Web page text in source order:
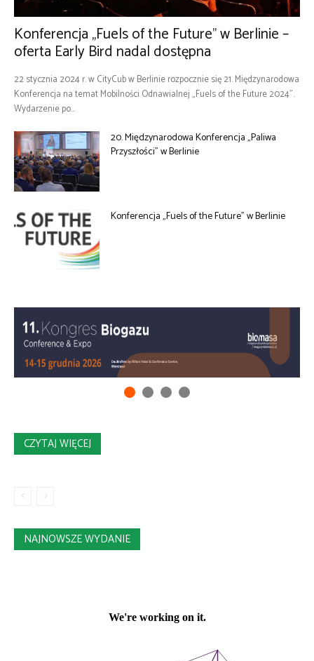
Konferencja „Fuels of the Future” w Berlinie –
oferta Early Bird nadal dostępna
22 stycznia 2024 r. w CityCub w Berlinie rozpocznie się 21. Międzynarodowa
Konferencja na temat Mobilności Odnawialnej „Fuels of the Future 2024”.
Wydarzenie po...
20. Międzynarodowa Konferencja „Paliwa
Przyszłości” w Berlinie
Konferencja „Fuels of the Future” w Berlinie
CZYTAJ WIĘCEJ
NAJNOWSZE WYDANIE